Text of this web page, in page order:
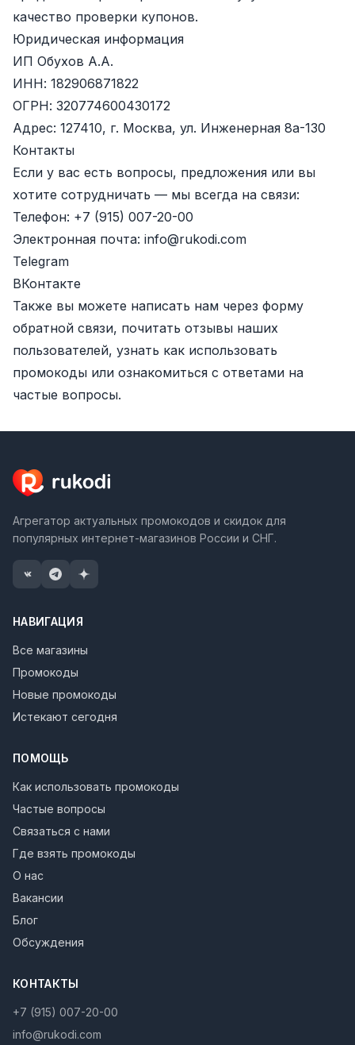
качество проверки купонов.
Юридическая информация
ИП Обухов А.А.
ИНН: 182906871822
ОГРН: 320774600430172
Адрес: 127410, г. Москва, ул. Инженерная 8а-130
Контакты
Если у вас есть вопросы, предложения или вы
хотите сотрудничать — мы всегда на связи:
Телефон: +7 (915) 007-20-00
Электронная почта: info@rukodi.com
Telegram
ВКонтакте
Также вы можете написать нам через форму
обратной связи, почитать отзывы наших
пользователей, узнать как использовать
промокоды или ознакомиться с ответами на
частые вопросы.
Агрегатор актуальных промокодов и скидок для
популярных интернет-магазинов России и СНГ.
НАВИГАЦИЯ
Все магазины
Промокоды
Новые промокоды
Истекают сегодня
ПОМОЩЬ
Как использовать промокоды
Частые вопросы
Связаться с нами
Где взять промокоды
О нас
Вакансии
Блог
Обсуждения
КОНТАКТЫ
+7 (915) 007-20-00
info@rukodi.com